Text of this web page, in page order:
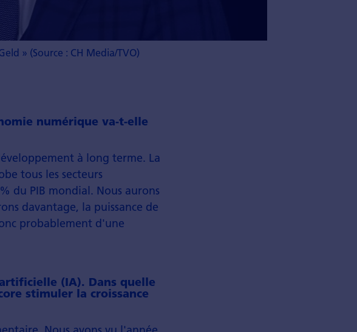
» (Source : CH Media/TVO)
numérique va-t-elle
à long terme. La
tous les secteurs
du PIB mondial. Nous aurons
davantage, la puissance de
probablement d'une
(IA). Dans quelle
stimuler la croissance